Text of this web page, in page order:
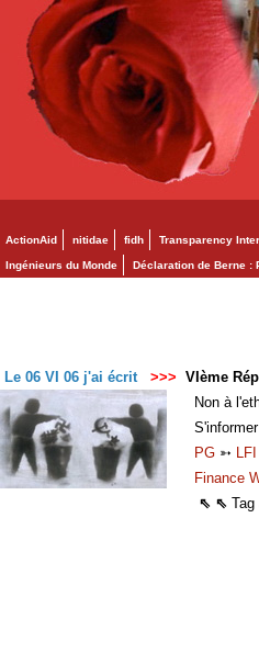
ActionAid nitidae fidh Transparency
Ingénieurs du Monde Déclaration de Berne :
Le 06 VI 06 j'ai écrit >>> VIème
Non à
PG ➳ LFI
Finance
⇖ ⇖ Tag